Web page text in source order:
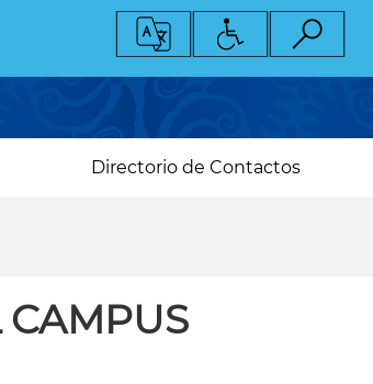
Directorio de Contactos
CAMPUS